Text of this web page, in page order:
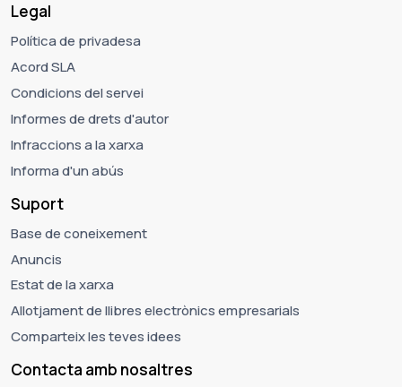
Legal
Política de privadesa
Acord SLA
Condicions del servei
Informes de drets d'autor
Infraccions a la xarxa
Informa d'un abús
Suport
Base de coneixement
Anuncis
Estat de la xarxa
Allotjament de llibres electrònics empresarials
Comparteix les teves idees
Contacta amb nosaltres